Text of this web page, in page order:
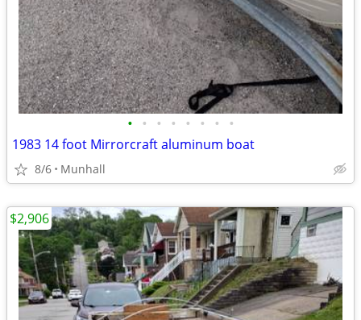
• • • • • • • •
1983 14 foot Mirrorcraft aluminum boat
8/6 Munhall
$2,906